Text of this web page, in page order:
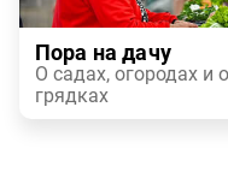
Пора на дачу
О садах, огородах и
грядках